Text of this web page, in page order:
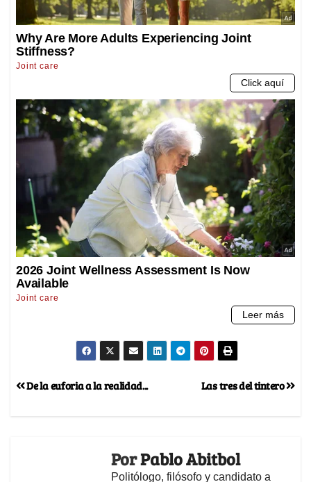
Las tres del tintero
De la euforia a la realidad...
PorPablo Abitbol
Politólogo, filósofo y candidato a